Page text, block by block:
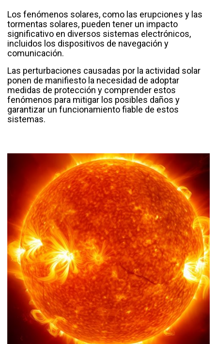
Los fenómenos solares, como las erupciones y las
tormentas solares, pueden tener un impacto
significativo en diversos sistemas electrónicos,
incluidos los dispositivos de navegación y
comunicación.
Las perturbaciones causadas por la actividad solar
ponen de manifiesto la necesidad de adoptar
medidas de protección y comprender estos
fenómenos para mitigar los posibles daños y
garantizar un funcionamiento fiable de estos
sistemas.